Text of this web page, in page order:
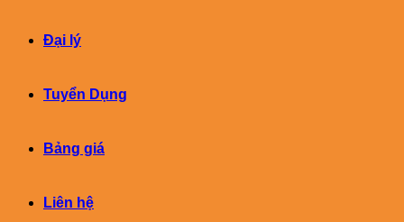
Đại lý
Tuyển Dụng
Bảng giá
Liên hệ